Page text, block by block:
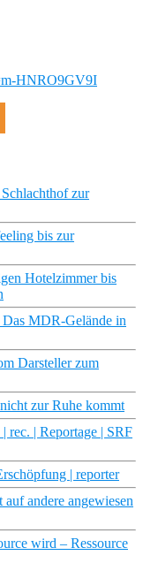
HNRO9GV9I
zur
bis zur
Hotelzimmer bis
Das MDR-Gelände in
Darsteller zum
zur Ruhe kommt
rec. | Reportage | SRF
| reporter
andere angewiesen
wird – Ressource